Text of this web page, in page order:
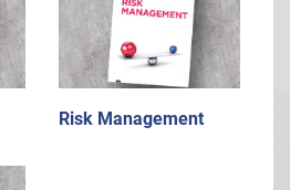
Risk Management